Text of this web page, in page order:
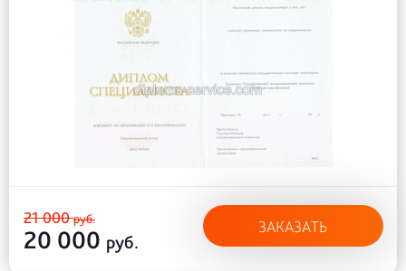
21 000руб.
20 000 руб.
ЗАКАЗАТЬ